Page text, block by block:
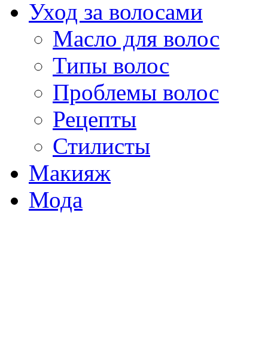
Уход за волосами
Масло для волос
Типы волос
Проблемы волос
Рецепты
Стилисты
Макияж
Мода